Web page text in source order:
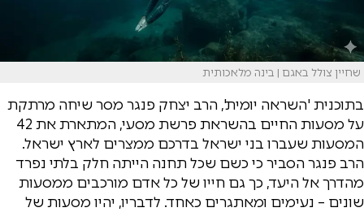
שחיין צולל באגם | בינה מלאכותית
בתוכנית 'השראה יומית', הרב יצחק פנגר מסר שיחה מרתקת
על מסעות החיים בהשראת
פרשת מסעי, המתארת את 42
המסעות שעברו בני ישראל בדרכם ממצרים לארץ ישראל.
הרב פנגר הסביר כי כשם שכל תחנה הייתה חלק בלתי נפרד
מהדרך אל היעד, כך גם חייו של כל אדם מורכבים ממסעות
שונים – נעימים ומאתגרים כאחד. לדבריו, יהיו מסעות של